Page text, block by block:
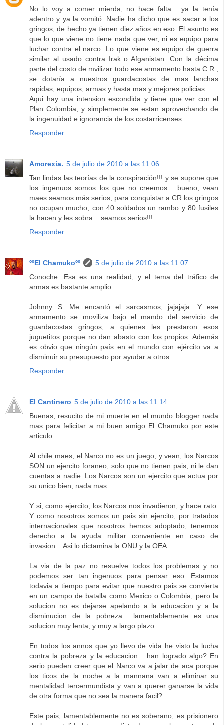
No lo voy a comer mierda, no hace falta... ya la tenía
adentro y ya la vomitó. Nadie ha dicho que es sacar a los
gringos, de hecho ya tienen diez años en eso. El asunto es
que lo que viene no tiene nada que ver, ni es equipo para
luchar contra el narco. Lo que viene es equipo de guerra
similar al usado contra Irak o Afganistan. Con la décima
parte del costo de mvilizar todo ese armamento hasta C.R.,
se dotaría a nuestros guardacostas de mas lanchas
rapidas, equipos, armas y hasta mas y mejores policias.
Aqui hay una intension escondida y tiene que ver con el
Plan Colombia, y simplemente se estan aprovechando de
la ingenuidad e ignorancia de los costarricenses.
Responder
Amorexia. 5 de julio de 2010 a las 11:06
Tan lindas las teorías de la conspiración!!! y se supone que
los ingenuos somos los que no creemos... bueno, vean
maes seamos más serios, para conquistar a CR los gringos
no ocupan mucho, con 40 soldados un rambo y 80 fusiles
la hacen y les sobra... seamos serios!!!
Responder
ººEl Chamukoºº
5 de julio de 2010 a las 11:07
Conoche: Esa es una realidad, y el tema del tráfico de
armas es bastante amplio...
Johnny S: Me encantó el sarcasmos, jajajaja. Y ese
armamento se moviliza bajo el mando del servicio de
guardacostas gringos, a quienes les prestaron esos
juguetitos porque no dan abasto con los propios. Además
es obvio que ningún país en el mundo con ejército va a
disminuir su presupuesto por ayudar a otros.
Responder
El Cantinero 5 de julio de 2010 a las 11:14
Buenas, resucito de mi muerte en el mundo blogger nada
mas para felicitar a mi buen amigo El Chamuko por este
articulo.
Al chile maes, el Narco no es un juego, y vean, los Narcos
SON un ejercito foraneo, solo que no tienen pais, ni le dan
cuentas a nadie. Los Narcos son un ejercito que actua por
su unico bien, nada mas.
Y si, como ejercito, los Narcos nos invadieron, y hace rato.
Y como nosotros somos un pais sin ejercito, por tratados
internacionales que nosotros hemos adoptado, tenemos
derecho a la ayuda militar conveniente en caso de
invasion... Asi lo dictamina la ONU y la OEA.
La via de la paz no resuelve todos los problemas y no
podemos ser tan ingenuos para pensar eso. Estamos
todavia a tiempo para evitar que nuestro pais se convierta
en un campo de batalla como Mexico o Colombia, pero la
solucion no es dejarse apelando a la educacion y a la
disminucion de la pobreza... lamentablemente es una
solucion muy lenta, y muy a largo plazo
En todos los annos que yo llevo de vida he visto la lucha
contra la pobreza y la educacion... han logrado algo? En
serio pueden creer que el Narco va a jalar de aca porque
los ticos de la noche a la mannana van a eliminar su
mentalidad tercermundista y van a querer ganarse la vida
de otra forma que no sea la manera facil?
Este pais, lamentablemente no es soberano, es prisionero